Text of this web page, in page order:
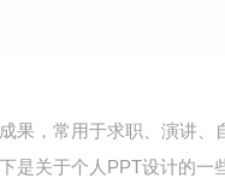
果，常用于求职、演讲、
是关于个人PPT设计的一